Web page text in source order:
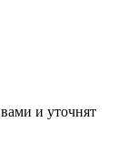
и уточнят